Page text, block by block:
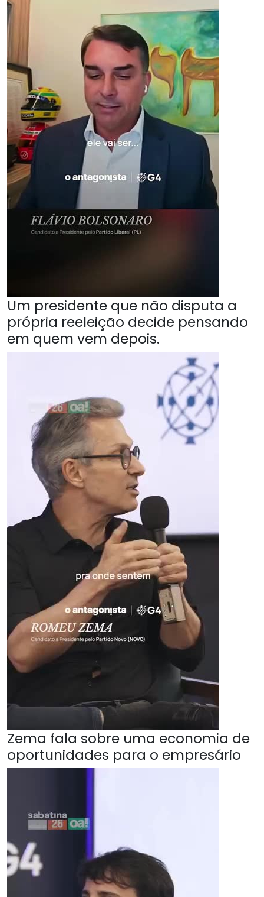
Um presidente que não disputa a
própria reeleição decide pensando
em quem vem depois.
Zema fala sobre uma economia de
oportunidades para o empresário